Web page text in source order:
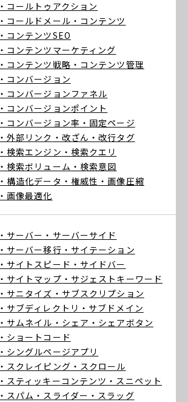
・コールトゥアクション
・コールドメール ・コンテンツ
・コンテンツSEO
・コンテンツマーケティング
・コンテンツ戦略 ・コンテンツ管理
・コンバージョン
・コンバージョンファネル
・コンバージョンポイント
・コンバージョン率 ・固定ページ
・外部リンク ・改ざん ・改行タグ
・検索エンジン ・検索クエリ
・検索ボリューム ・検索意図
・構造化データ ・権威性 ・画像圧縮
・画像最適化
・サーバー ・サーバーサイド
・サーバー移行 ・サイテーション
・サイトスピード ・サイドバー
・サイトマップ ・サジェストキーワード
・サニタイズ ・サブスクリプション
・サブディレクトリ ・サブドメイン
・サムネイル ・シェア ・シェアボタン
・ショートコード
・シングルページアプリ
・スクレイピング ・スクロール
・スティッキーコンテンツ ・スニペット
・スパム ・スライダー ・スラッグ